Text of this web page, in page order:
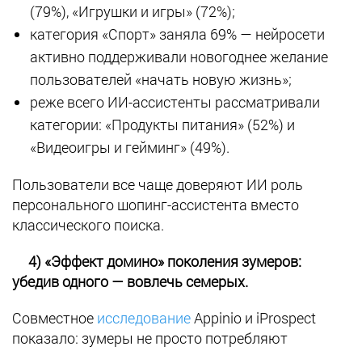
(79%), «Игрушки и игры» (72%);
категория «Спорт» заняла 69% — нейросети
активно поддерживали новогоднее желание
пользователей «начать новую жизнь»;
реже всего ИИ-ассистенты рассматривали
категории: «Продукты питания» (52%) и
«Видеоигры и гейминг» (49%).
Пользователи все чаще доверяют ИИ роль
персонального шопинг-ассистента вместо
классического поиска.
4) «Эффект домино» поколения зумеров:
убедив одного — вовлечь семерых.
Совместное исследованиеAppinio и iProspect
показало: зумеры не просто потребляют